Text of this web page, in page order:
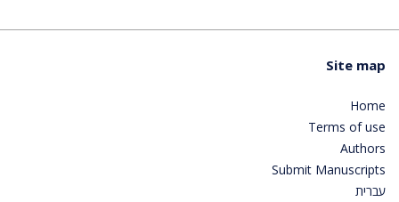
Site map
Home
Terms of use
Authors
Submit Manuscripts
עברית